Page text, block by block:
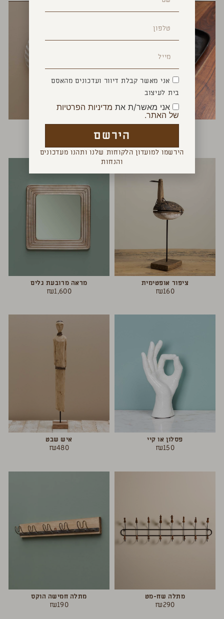
מגש לויתן גדול צדפה דקורטיבית
ציפור אופטימית
₪160
מראה מרובעת גלים
₪1,600
פסלון או קיי
₪150
איש שבט
₪480
מתלה שח-מט
₪290
מתלה חמישה הוקס
₪190
אני מאשר קבלת דיוור ועדכונים מהאסם
בית לעיצוב
אני מאשר/ת את מדיניות הפרטיות
של האתר.
הירשם
הירשמו למועדון הלקוחות שלנו ותהנו מעדכונים
והנחות